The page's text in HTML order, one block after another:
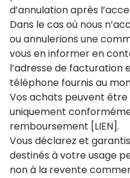
d’annulation après
Dans le cas où nous
ou annulerions une
vous en informer en
l’adresse de facturation
téléphone fournis au
Vos achats peuvent
uniquement
remboursement [LIEN].
Vous déclarez et
destinés à votre usage
non à la revente